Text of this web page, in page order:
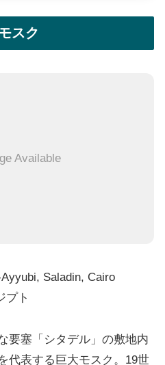
スク
Available
Saladin, Cairo
プト
要塞「シタデル」の敷地内
代表する巨大モスク。19世